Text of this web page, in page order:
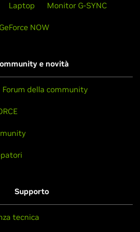
Laptop Monitor G-SYNC
NOW
e novità
Forum della community
Supporto
tecnica